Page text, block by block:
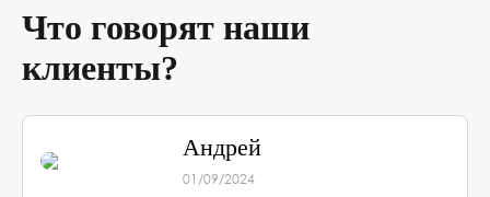
Что говорят наши
клиенты?
Андрей
01/09/2024